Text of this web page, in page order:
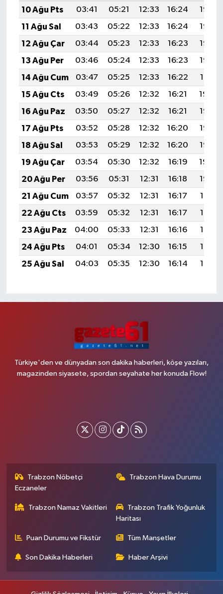
10 Ağu Pts
03:41 05:21 12:33 16:24
19:36
11 Ağu Sal
03:43 05:22 12:33 16:24
19:35
12 Ağu Çar
03:44 05:23 12:33 16:23
19:33
13 Ağu Per
03:46 05:24 12:33 16:23
19:32
14 Ağu Cum
03:47 05:25 12:33 16:22
19:31
15 Ağu Cts
03:49 05:26 12:32 16:21
19:29
16 Ağu Paz
03:50 05:27 12:32 16:21
19:28
17 Ağu Pts
03:52 05:28 12:32 16:20
19:27
18 Ağu Sal
03:53 05:29 12:32 16:20
19:25
19 Ağu Çar
03:54 05:30 12:32 16:19
19:24
20 Ağu Per
03:56 05:31 12:31 16:18
19:22
21 Ağu Cum
03:57 05:32 12:31 16:17
19:21
22 Ağu Cts
03:59 05:32 12:31 16:17
19:19
23 Ağu Paz
04:00 05:33 12:31 16:16
19:18
24 Ağu Pts
04:01 05:34 12:30 16:15
19:16
25 Ağu Sal
04:03 05:35 12:30 16:14 19:15
Türkiye'den ve dünyadan son dakika haberleri, köşe yazıları,
magazinden siyasete, spordan seyahate her konuda Flow!
Trabzon Nöbetçi
Eczaneler
Trabzon Hava Durumu
Trabzon Namaz Vakitleri
Trabzon Trafik Yoğunluk
Haritası
Puan Durumu ve Fikstür Tüm Manşetler
Son Dakika Haberleri Haber Arşivi